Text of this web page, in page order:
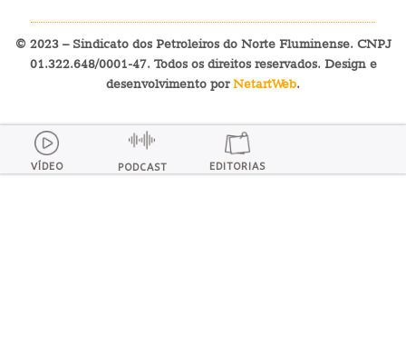
© 2023 – Sindicato dos Petroleiros do Norte Fluminense. CNPJ
01.322.648/0001-47. Todos os direitos reservados. Design e
desenvolvimento porNetartWeb.
VÍDEO PODCAST EDITORIAS